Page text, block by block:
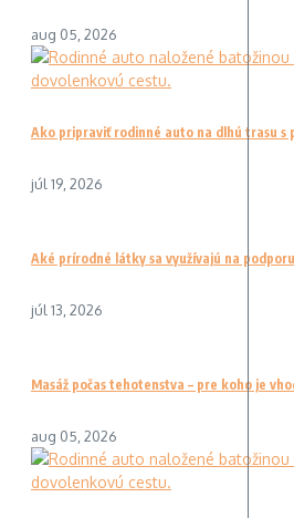
aug 05, 2026
Ako pripraviť rodinné auto na dlhú trasu s
júl 19, 2026
Aké prírodné látky sa využívajú na
júl 13, 2026
Masáž počas tehotenstva – pre koho je
aug 05, 2026